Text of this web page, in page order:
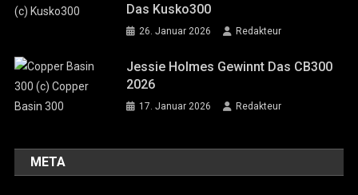
Das Kusko300
26. Januar 2026 Redakteur
Jessie Holmes Gewinnt Das CB300
2026
17. Januar 2026 Redakteur
META